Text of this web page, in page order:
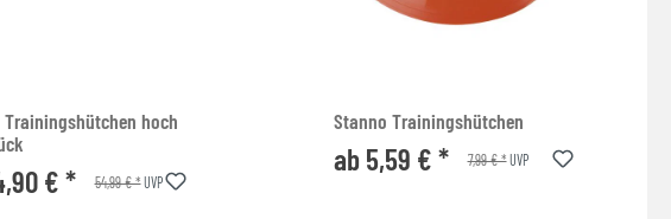
hoch
€ * 54,99 € *UVP
Stanno Trainingshütchen
ab 5,59 € * 7,99 € *UVP